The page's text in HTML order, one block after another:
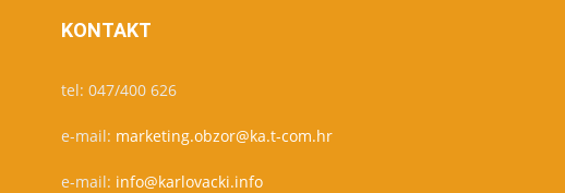
KONTAKT
tel: 047/400 626
e-mail: marketing.obzor@ka.t-com.hr
e-mail: info@karlovacki.info